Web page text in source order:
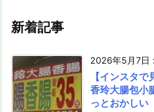
新着記事
2026年5月7日 :
【インスタ
香玲大腸包小
っとおかしい